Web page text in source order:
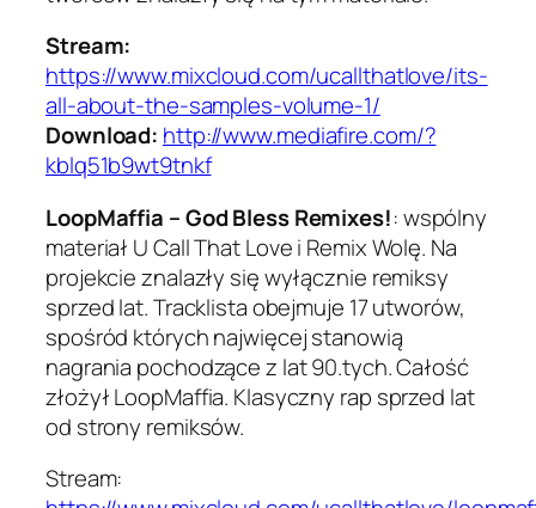
Stream:
https://www.mixcloud.com/ucallthatlove/its-
all-about-the-samples-volume-1/
Download: http://www.mediafire.com/?
kblq51b9wt9tnkf
LoopMaffia – God Bless Remixes!: wspólny
materiał U Call That Love i Remix Wolę. Na
projekcie znalazły się wyłącznie remiksy
sprzed lat. Tracklista obejmuje 17 utworów,
spośród których najwięcej stanowią
nagrania pochodzące z lat 90.tych. Całość
złożył LoopMaffia. Klasyczny rap sprzed lat
od strony remiksów.
Stream: